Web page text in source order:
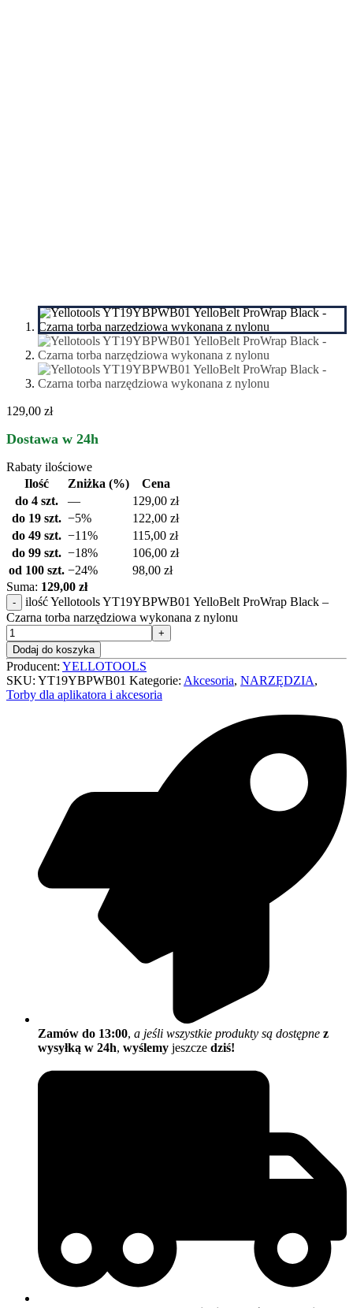
129,00 zł
Dostawa w 24h
Rabaty ilościowe
Ilość
Zniżka (%)
Cena
do 4 szt.
— 129,00 zł
do 19 szt. −5% 122,00 zł
do 49 szt. −11% 115,00 zł
do 99 szt. −18% 106,00 zł
od 100 szt. −24% 98,00 zł
Suma: 129,00 zł
ilość Yellotools YT19YBPWB01 YelloBelt ProWrap Black –
Czarna torba narzędziowa wykonana z nylonu
Dodaj do koszyka
Producent: YELLOTOOLS
SKU: YT19YBPWB01 Kategorie: Akcesoria, NARZĘDZIA,
Torby dla aplikatora i akcesoria
Zamów do 13:00, a jeśli wszystkie produkty są dostępne z
wysyłką w 24h, wyślemy jeszcze dziś!